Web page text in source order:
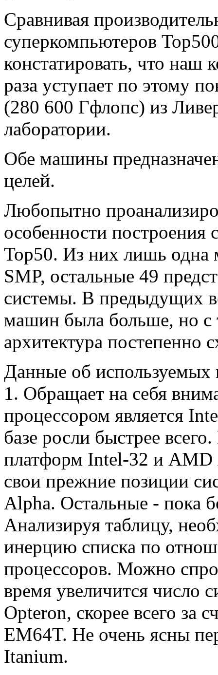
Сравнивая
суперкомпьютеров
констатировать, что
раза уступает по этому
(280 600 Гфлопс) из
лаборатории.
Обе машины
целей.
Любопытно
особенности построения
Тор50. Из них лишь одна
SMP, остальные 49
системы. В предыдущих
машин была больше, но с
архитектура постепенно
Данные об используемых
1. Обращает на себя
процессором является
базе росли быстрее
платформ Intel-32 и AMD
свои прежние позиции
Alpha. Остальные - пока
Анализируя таблицу,
инерцию списка по
процессоров. Можно
время увеличится число
Opteron, скорее всего за
EM64T. Не очень ясны
Itanium.